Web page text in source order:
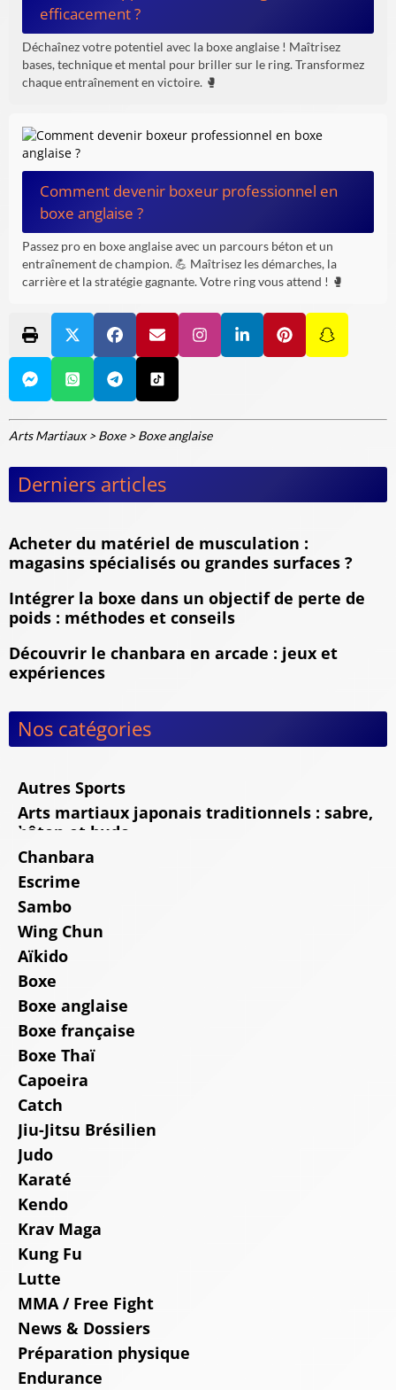
efficacement ?
Déchaînez votre potentiel avec la boxe anglaise ! Maîtrisez
bases, technique et mental pour briller sur le ring. Transformez
chaque entraînement en victoire. 🥊
Comment devenir boxeur professionnel en
boxe anglaise ?
Passez pro en boxe anglaise avec un parcours béton et un
entraînement de champion. 💪 Maîtrisez les démarches, la
carrière et la stratégie gagnante. Votre ring vous attend ! 🥊
Arts Martiaux >Boxe >Boxe anglaise
Derniers articles
Acheter du matériel de musculation :
magasins spécialisés ou grandes surfaces ?
Intégrer la boxe dans un objectif de perte de
poids : méthodes et conseils
Découvrir le chanbara en arcade : jeux et
expériences
Nos catégories
Autres Sports
Arts martiaux japonais traditionnels : sabre,
bâton et budo
Chanbara
Escrime
Sambo
Wing Chun
Aïkido
Boxe
Boxe anglaise
Boxe française
Boxe Thaï
Capoeira
Catch
Jiu-Jitsu Brésilien
Judo
Karaté
Kendo
Krav Maga
Kung Fu
Lutte
MMA / Free Fight
News & Dossiers
Préparation physique
Endurance